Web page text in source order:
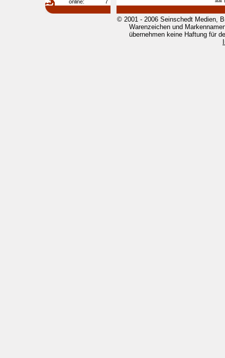
online: 7
© 2001 - 2006 Seinschedt Medien,
Warenzeichen und
übernehmen keine Haftung für